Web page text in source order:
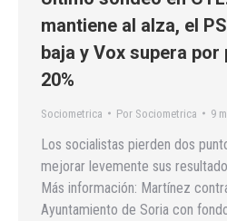
mantiene al alza, el
baja y Vox supera
20%
Sociometrica Por Sociometrica 9
Los socialistas pierden dos
mejorar levemente sus
Más información: Martínez
Ayuntamiento de Soria con